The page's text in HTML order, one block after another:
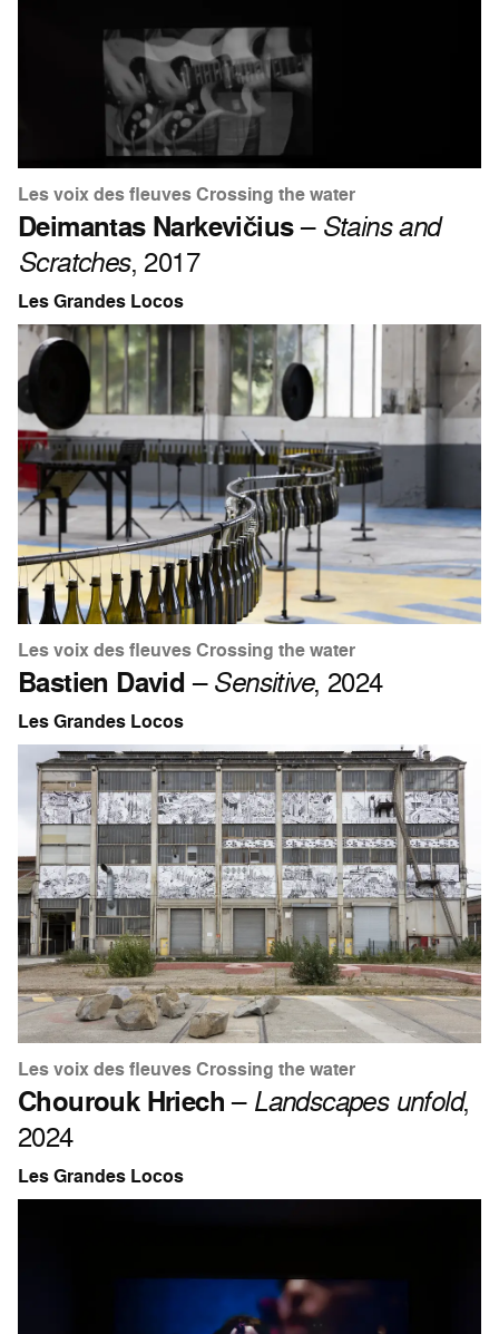
Les voix des fleuves Crossing the water
Deimantas Narkevičius– Stains and
Scratches, 2017
Les Grandes Locos
Les voix des fleuves Crossing the water
Bastien David –Sensitive, 2024
Les Grandes Locos
Les voix des fleuves Crossing the water
Chourouk Hriech– Landscapes unfold,
2024
Les Grandes Locos